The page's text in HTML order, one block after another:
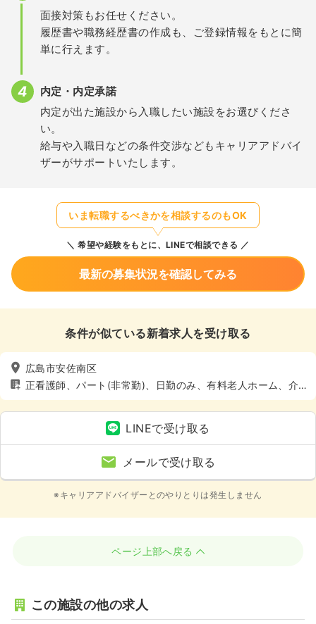
面接対策もお任せください。
履歴書や職務経歴書の作成も、ご登録情報をもとに簡
単に行えます。
内定・内定承諾
内定が出た施設から入職したい施設をお選びくださ
い。
給与や入職日などの条件交渉などもキャリアアドバイ
ザーがサポートいたします。
いま転職するべきかを相談するのもOK
希望や経験をもとに、LINEで相談できる
最新の募集状況を確認してみる
条件が似ている新着求人を受け取る
広島市安佐南区
正看護師、パート(非常勤)、日勤のみ、有料老人ホーム、介
護・福祉系
LINEで受け取る
メールで受け取る
※キャリアアドバイザーとのやりとりは発生しません
ページ上部へ戻る
この施設の他の求人